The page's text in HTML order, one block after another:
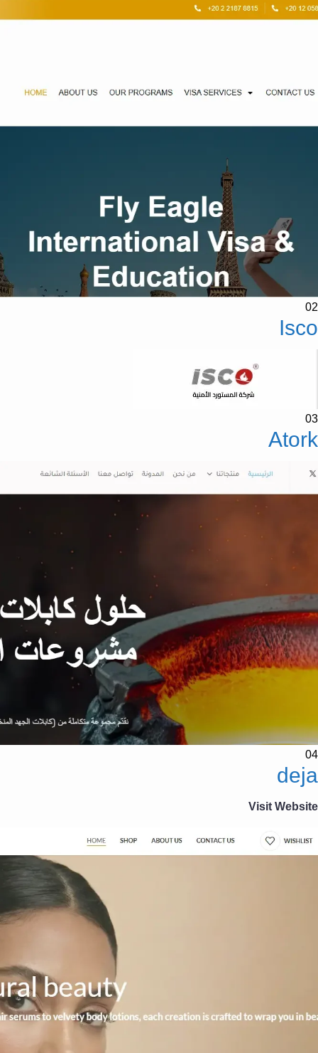
02
Isco
03
Atork
04
deja
Visit Website